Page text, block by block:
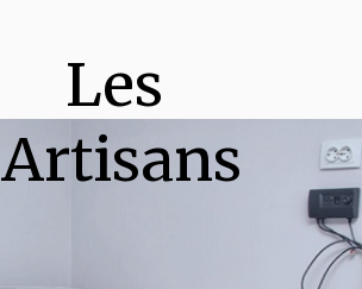
Les
Artisans